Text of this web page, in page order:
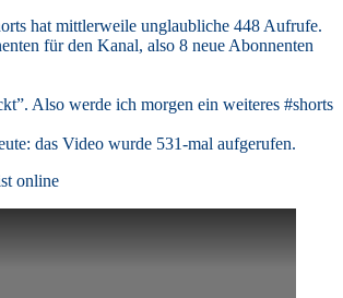
hat mittlerweile unglaubliche 448 Aufrufe.
für den Kanal, also 8 neue Abonnenten
Also werde ich morgen ein weiteres #shorts
das Video wurde 531-mal aufgerufen.
online